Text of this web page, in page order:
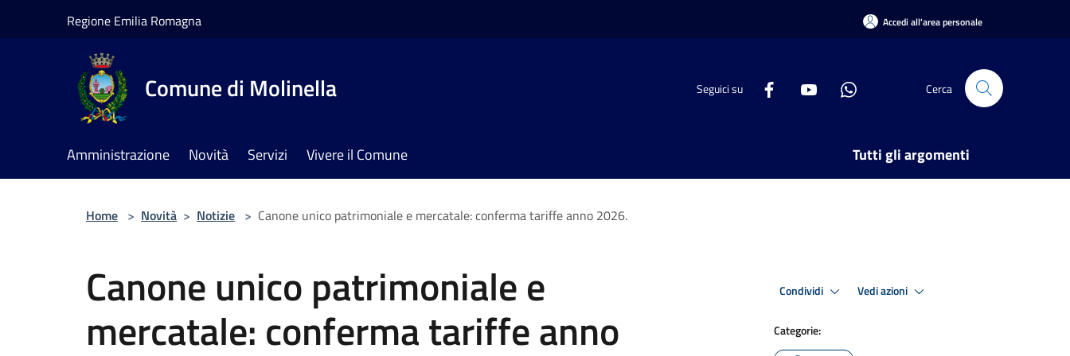
Regione Emilia Romagna Accedi all'area personale
Comune di Molinella Seguici su Cerca
Amministrazione Novità Servizi Vivere il Comune Tutti gli argomenti
Home > Novità > Notizie > Canone unico patrimoniale e mercatale: conferma tariffe anno 2026.
Canone unico patrimoniale e
mercatale: conferma tariffe anno
Condividi Vedi azioni
Categorie: